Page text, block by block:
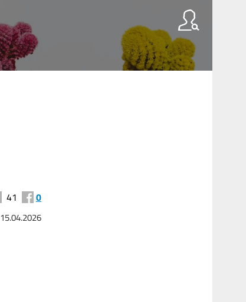
41 0
15.04.2026